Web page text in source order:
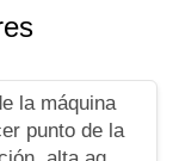
la máquina
punto de la